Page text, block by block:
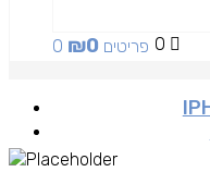
0 0 פריטים ₪0